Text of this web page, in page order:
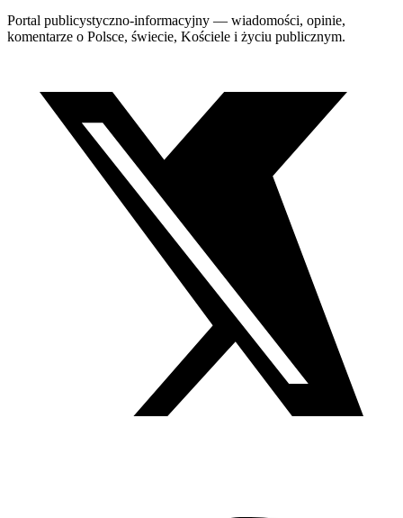
Portal publicystyczno-informacyjny — wiadomości, opinie,
komentarze o Polsce, świecie, Kościele i życiu publicznym.